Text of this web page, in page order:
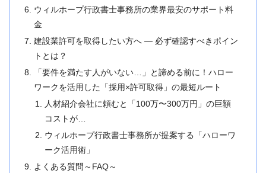
ウィルホープ行政書士事務所の業界最安のサポート料
金
建設業許可を取得したい方へ ― 必ず確認すべきポイン
トとは？
「要件を満たす人がいない…」と諦める前に！ハロー
ワークを活用した「採用×許可取得」の最短ルート
人材紹介会社に頼むと「100万〜300万円」の巨額
コストが…
ウィルホープ行政書士事務所が提案する「ハローワ
ーク活用術」
よくある質問～FAQ～